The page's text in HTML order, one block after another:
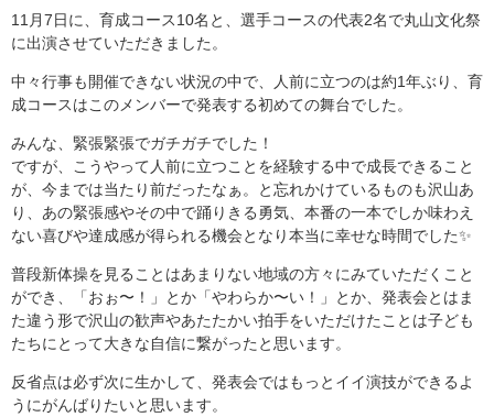
11月7日に、育成コース10名と、選手コースの代表2名で丸山文化祭
に出演させていただきました。
中々行事も開催できない状況の中で、人前に立つのは約1年ぶり、育
成コースはこのメンバーで発表する初めての舞台でした。
みんな、緊張緊張でガチガチでした！
ですが、こうやって人前に立つことを経験する中で成長できること
が、今までは当たり前だったなぁ。と忘れかけているものも沢山あ
り、あの緊張感やその中で踊りきる勇気、本番の一本でしか味わえ
ない喜びや達成感が得られる機会となり本当に幸せな時間でした✨
普段新体操を見ることはあまりない地域の方々にみていただくこと
ができ、「おぉ〜！」とか「やわらか〜い！」とか、発表会とはま
た違う形で沢山の歓声やあたたかい拍手をいただけたことは子ども
たちにとって大きな自信に繋がったと思います。
反省点は必ず次に生かして、発表会ではもっとイイ演技ができるよ
うにがんばりたいと思います。